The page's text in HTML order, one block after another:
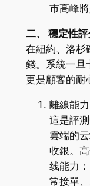
市高峰將
二、 穩定性
在紐約、洛杉
錢。系統一旦
更是顧客的耐
離線能
這是評
雲端的
收銀。
线能力
常接單